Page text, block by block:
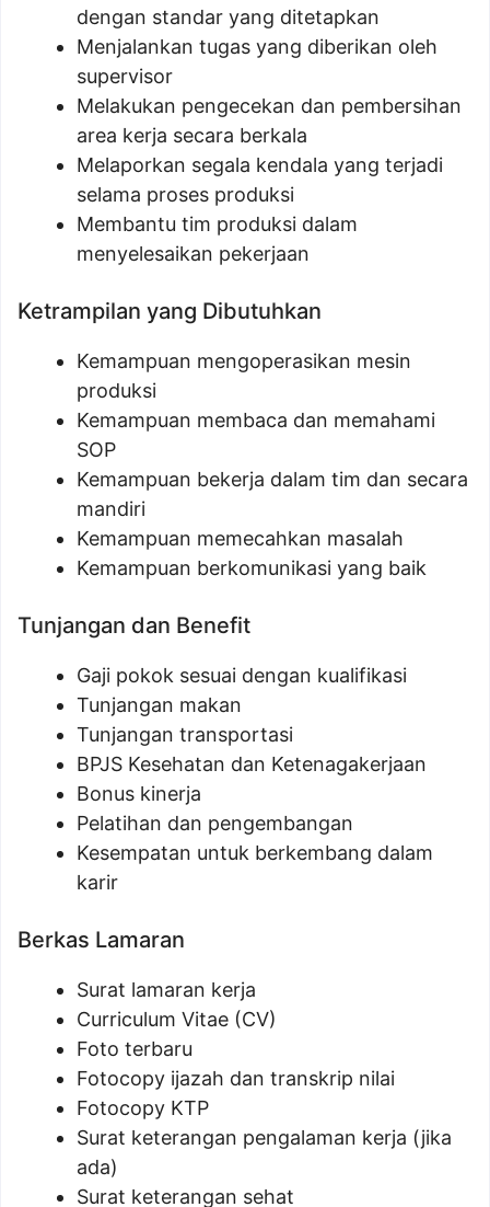
dengan standar yang ditetapkan
Menjalankan tugas yang diberikan oleh
supervisor
Melakukan pengecekan dan pembersihan
area kerja secara berkala
Melaporkan segala kendala yang terjadi
selama proses produksi
Membantu tim produksi dalam
menyelesaikan pekerjaan
Ketrampilan yang Dibutuhkan
Kemampuan mengoperasikan mesin
produksi
Kemampuan membaca dan memahami
SOP
Kemampuan bekerja dalam tim dan secara
mandiri
Kemampuan memecahkan masalah
Kemampuan berkomunikasi yang baik
Tunjangan dan Benefit
Gaji pokok sesuai dengan kualifikasi
Tunjangan makan
Tunjangan transportasi
BPJS Kesehatan dan Ketenagakerjaan
Bonus kinerja
Pelatihan dan pengembangan
Kesempatan untuk berkembang dalam
karir
Berkas Lamaran
Surat lamaran kerja
Curriculum Vitae (CV)
Foto terbaru
Fotocopy ijazah dan transkrip nilai
Fotocopy KTP
Surat keterangan pengalaman kerja (jika
ada)
Surat keterangan sehat